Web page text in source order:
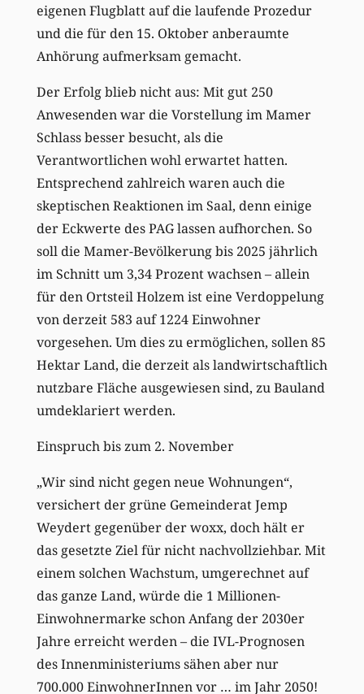
eigenen Flugblatt auf die laufende Prozedur
und die für den 15. Oktober anberaumte
Anhörung aufmerksam gemacht.
Der Erfolg blieb nicht aus: Mit gut 250
Anwesenden war die Vorstellung im Mamer
Schlass besser besucht, als die
Verantwortlichen wohl erwartet hatten.
Entsprechend zahlreich waren auch die
skeptischen Reaktionen im Saal, denn einige
der Eckwerte des PAG lassen aufhorchen. So
soll die Mamer-Bevölkerung bis 2025 jährlich
im Schnitt um 3,34 Prozent wachsen – allein
für den Ortsteil Holzem ist eine Verdoppelung
von derzeit 583 auf 1224 Einwohner
vorgesehen. Um dies zu ermöglichen, sollen 85
Hektar Land, die derzeit als landwirtschaftlich
nutzbare Fläche ausgewiesen sind, zu Bauland
umdeklariert werden.
Einspruch bis zum 2. November
„Wir sind nicht gegen neue Wohnungen“,
versichert der grüne Gemeinderat Jemp
Weydert gegenüber der woxx, doch hält er
das gesetzte Ziel für nicht nachvollziehbar. Mit
einem solchen Wachstum, umgerechnet auf
das ganze Land, würde die 1 Millionen-
Einwohnermarke schon Anfang der 2030er
Jahre erreicht werden – die IVL-Prognosen
des Innenministeriums sähen aber nur
700.000 EinwohnerInnen vor … im Jahr 2050!